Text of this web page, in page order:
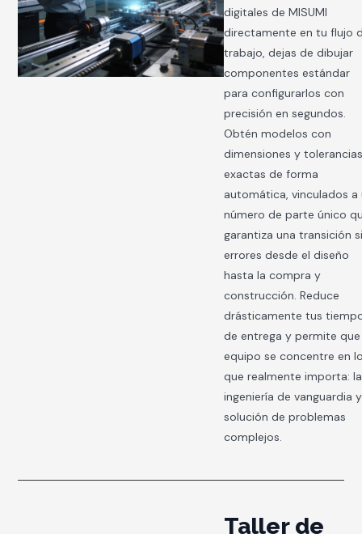
digitales de MISUMI
directamente en tu flujo
trabajo, dejas de dibujar
componentes estándar
para configurarlos con
precisión en segundos.
Obtén modelos con
dimensiones y
exactas de forma
automática, vinculados a
número de parte único
garantiza una transición
errores desde el diseño
hasta la compra y
construcción. Reduce
drásticamente tus
de entrega y permite
equipo se concentre en
que realmente importa: la
ingeniería de vanguardia
solución de problemas
complejos.
Taller de